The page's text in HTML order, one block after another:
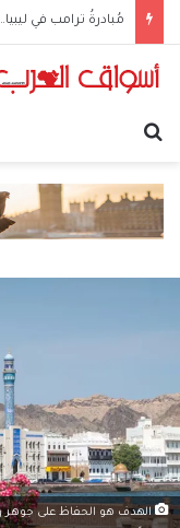
مُبادرةُ ترامب في
الهدف هو الحفاظ على جوهر